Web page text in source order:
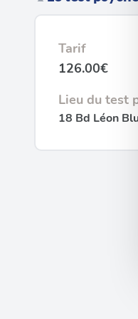
Tarif
126.00€
Lieu du test
18 Bd Léon